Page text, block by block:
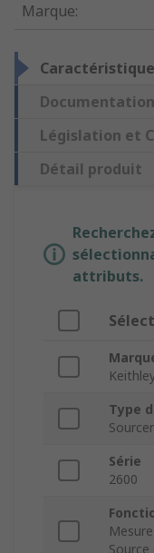
Marque:
Législation et
Détail produit
attributs.
Type
Série
2600